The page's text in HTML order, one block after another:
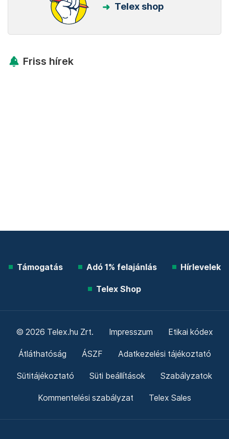
Telex shop
Friss hírek
Támogatás Adó 1% felajánlás Hírlevelek
Telex Shop
© 2026 Telex.hu Zrt. Impresszum Etikai kódex
Átláthatóság ÁSZF Adatkezelési tájékoztató
Sütitájékoztató Süti beállítások Szabályzatok
Kommentelési szabályzat Telex Sales